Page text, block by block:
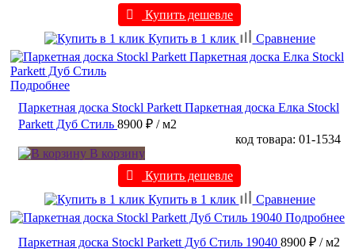
Купить дешевле
Купить в 1 клик
Сравнение
Подробнее
Паркетная доска Stockl Parkett Паркетная доска Елка Stockl
Parkett Дуб Стиль 8900 ₽ / м2
код товара: 01-1534
В корзину
Купить дешевле
Купить в 1 клик
Сравнение
Подробнее
Паркетная доска Stockl Parkett Дуб Стиль 19040 8900 ₽ / м2